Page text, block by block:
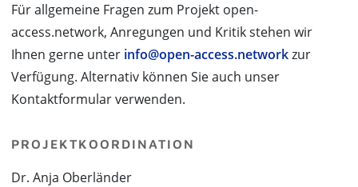
Für allgemeine Fragen zum Projekt open-
access.network, Anregungen und Kritik stehen wir
Ihnen gerne unter info@open-access.networkzur
Verfügung. Alternativ können Sie auch unser
Kontaktformular verwenden.
PROJEKTKOORDINATION
Dr. Anja Oberländer